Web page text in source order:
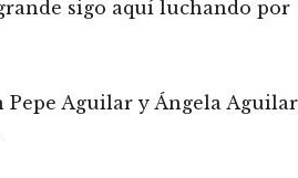
sigo aquí luchando por
Aguilar y Ángela